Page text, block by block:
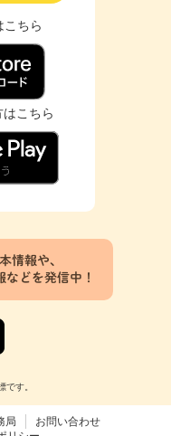
こちら
こちら
情報や、
どを発信中！
す。
局
お問い合わせ